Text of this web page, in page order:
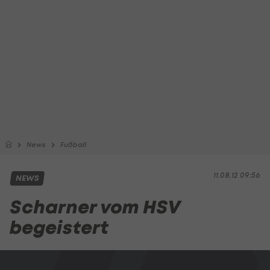
News Fußball
11.08.12 09:56
NEWS
Scharner vom HSV
begeistert